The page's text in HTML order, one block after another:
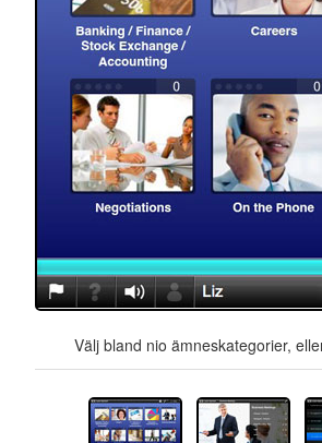
Välj bland nio ämneskategorier,